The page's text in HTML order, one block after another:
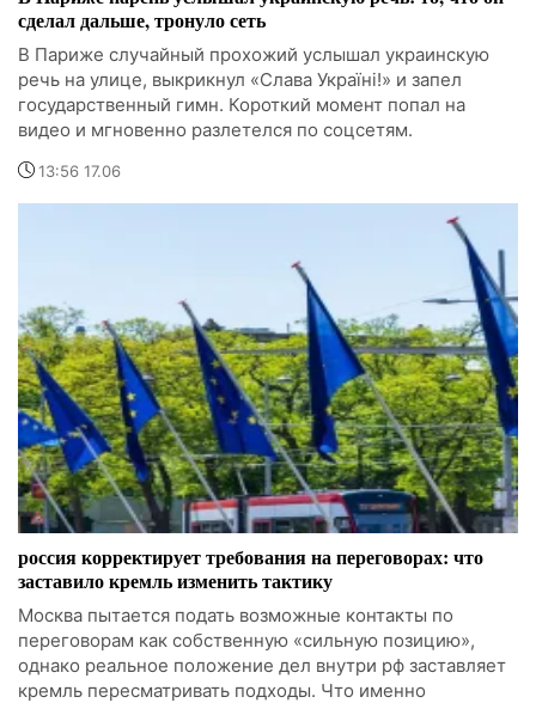
сделал дальше, тронуло сеть
В Париже случайный прохожий услышал украинскую
речь на улице, выкрикнул «Слава Україні!» и запел
государственный гимн. Короткий момент попал на
видео и мгновенно разлетелся по соцсетям.
13:56 17.06
россия корректирует требования на переговорах: что
заставило кремль изменить тактику
Москва пытается подать возможные контакты по
переговорам как собственную «сильную позицию»,
однако реальное положение дел внутри рф заставляет
кремль пересматривать подходы. Что именно